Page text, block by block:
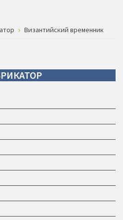
Византийский временник